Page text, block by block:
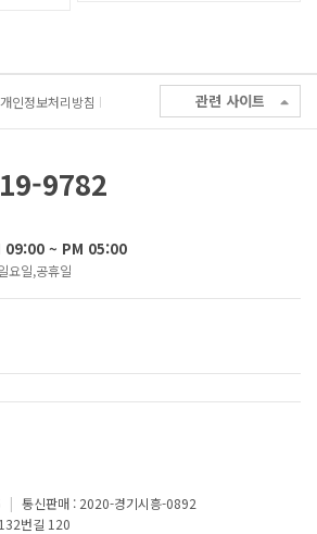
개인정보처리방침 관련 사이트
9782
09:00 ~ PM 05:00
요일,공휴일
| 통신판매 : 2020-경기시흥-0892
번길 120